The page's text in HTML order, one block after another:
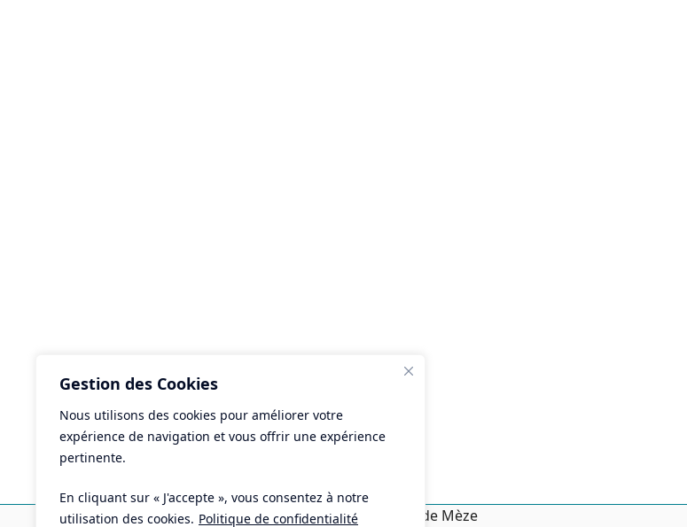
Gestion des Cookies
Nous utilisons des cookies pour améliorer votre
expérience de navigation et vous offrir une expérience
pertinente.
En cliquant sur « J'accepte », vous consentez à notre
utilisation des cookies. Politique de confidentialité Mairie de Mèze